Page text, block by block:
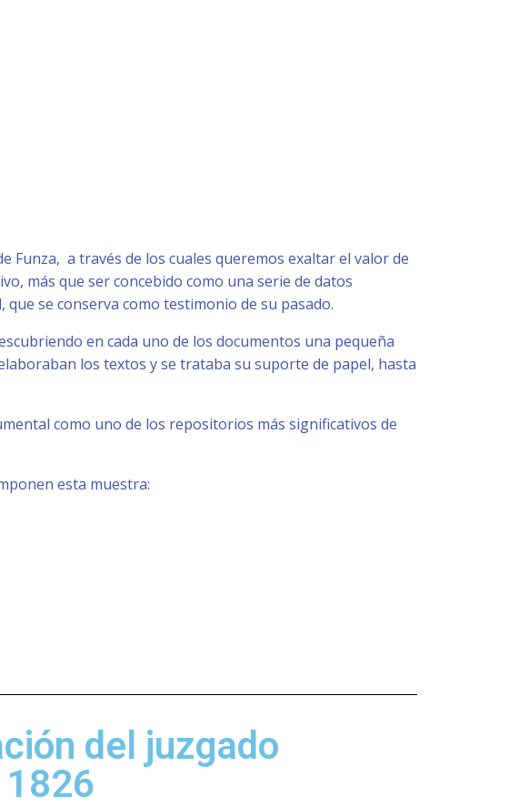
Funza, a través de los cuales queremos exaltar el valor de
más que ser concebido como una serie de datos
se conserva como testimonio de su pasado.
en cada uno de los documentos una pequeña
los textos y se trataba su suporte de papel, hasta
como uno de los repositorios más significativos de
esta muestra:
del juzgado
1826